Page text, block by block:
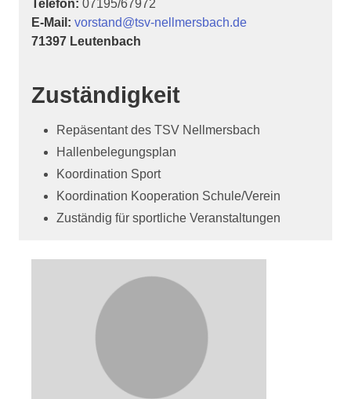
Telefon: 07195/67972
E-Mail: vorstand@tsv-nellmersbach.de
71397 Leutenbach
Zuständigkeit
Repäsentant des TSV Nellmersbach
Hallenbelegungsplan
Koordination Sport
Koordination Kooperation Schule/Verein
Zuständig für sportliche Veranstaltungen